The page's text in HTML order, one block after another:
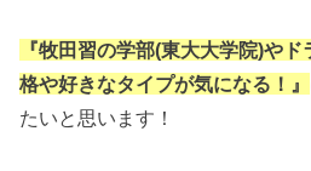
『牧田習の学部(東大大学院)や
格や好きなタイプが気になる！』
たいと思います！